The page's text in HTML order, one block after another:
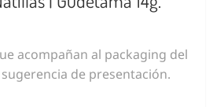
acompañan al packaging del
de presentación.